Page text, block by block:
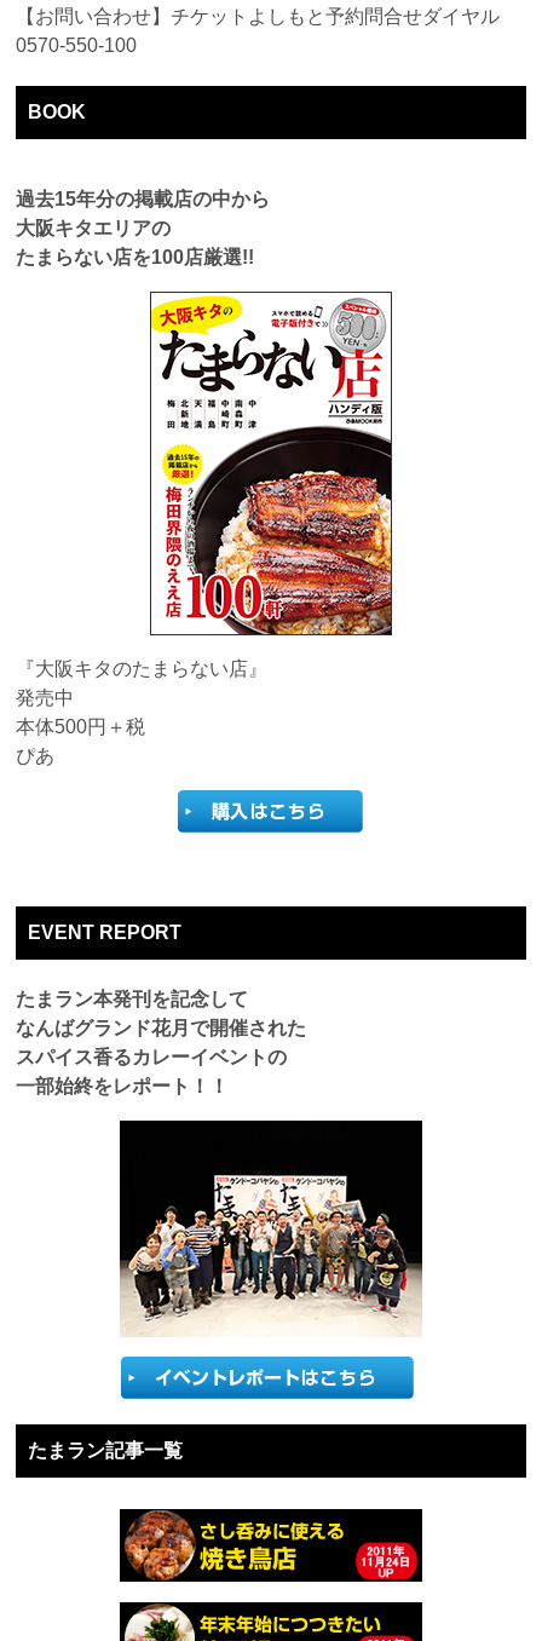
【お問い合わせ】チケットよしもと予約問合せダイヤル
0570-550-100
BOOK
過去15年分の掲載店の中から
大阪キタエリアの
たまらない店を100店厳選!!
『大阪キタのたまらない店』
発売中
本体500円＋税
ぴあ
EVENT REPORT
たまラン本発刊を記念して
なんばグランド花月で開催された
スパイス香るカレーイベントの
一部始終をレポート！！
たまラン記事一覧